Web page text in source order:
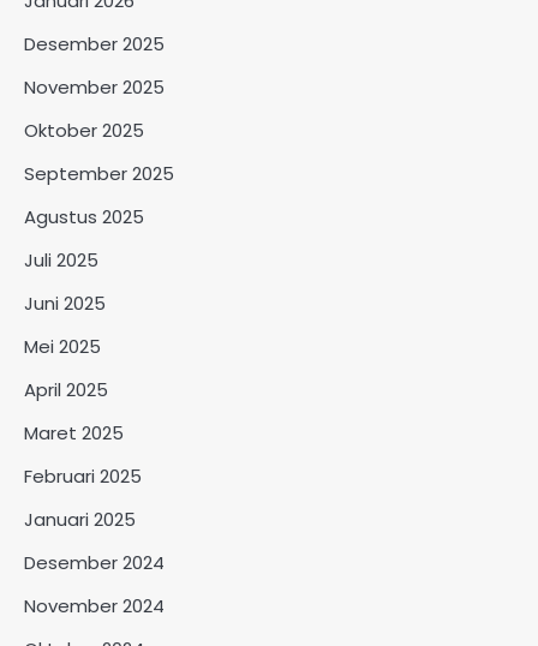
Desember 2025
November 2025
Oktober 2025
September 2025
Agustus 2025
Juli 2025
Juni 2025
Mei 2025
April 2025
Maret 2025
Februari 2025
Januari 2025
Desember 2024
November 2024